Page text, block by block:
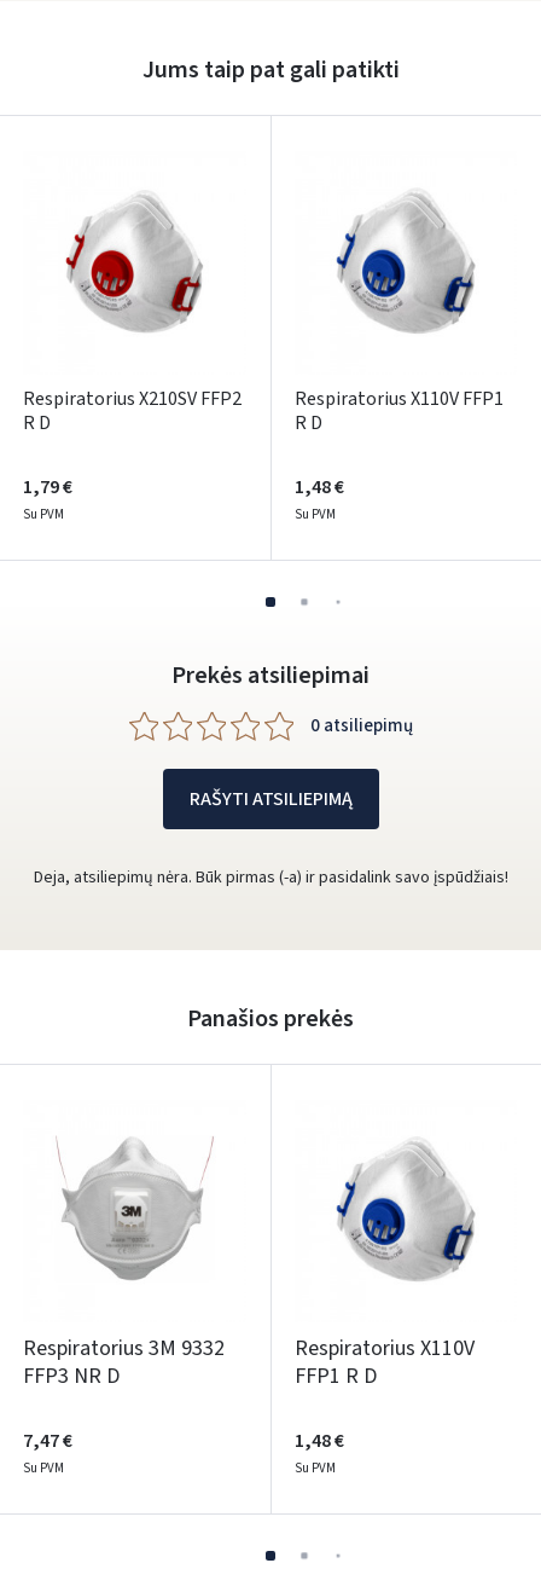
Jums taip pat gali patikti
Respiratorius X210SV FFP2
R D
1,79 €
Su PVM
Respiratorius X110V FFP1
R D
1,48 €
Su PVM
Prekės atsiliepimai
0 atsiliepimų
RAŠYTI ATSILIEPIMĄ
Deja, atsiliepimų nėra. Būk pirmas (-a) ir pasidalink savo įspūdžiais!
Rašyti atsiliepimą
Panašios prekės
Respiratorius 3M 9332
FFP3 NR D
7,47 €
Su PVM
Respiratorius X110V
FFP1 R D
1,48 €
Su PVM
Pamiršote slaptažodį?
ARBA
Dar neturite paskyros? Registruokites